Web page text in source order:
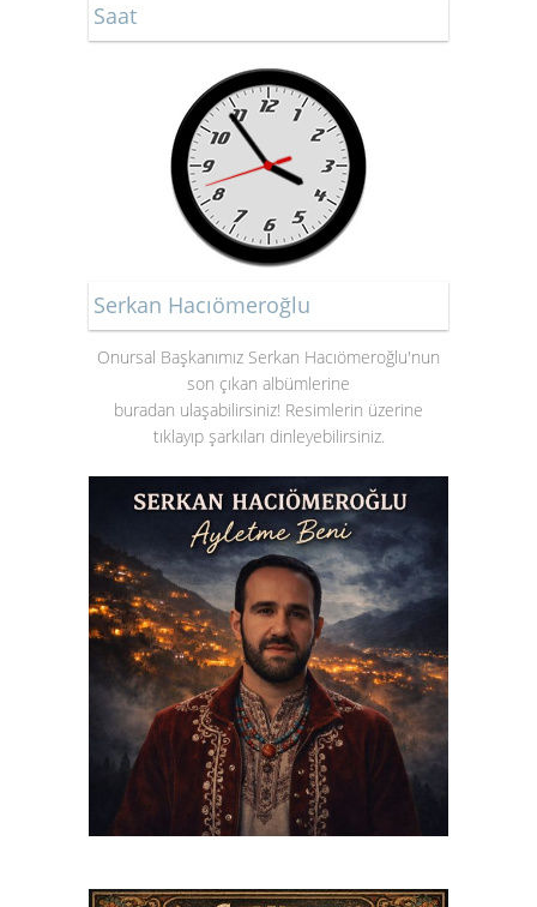
Saat
Serkan Hacıömeroğlu
Onursal Başkanımız Serkan Hacıömeroğlu'nun
son çıkan albümlerine
buradan ulaşabilirsiniz! Resimlerin üzerine
tıklayıp şarkıları dinleyebilirsiniz.